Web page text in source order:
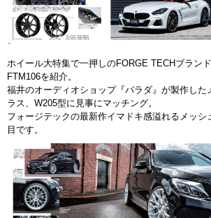
ホイール大特集で一押しのFORGE TECHブラン
FTM106を紹介。
福井のオーディオショップ『パラダ』が製作した
ラス、W205型に見事にマッチング。
フォージテックの最新作イマドキ感溢れるメッシ
目です。